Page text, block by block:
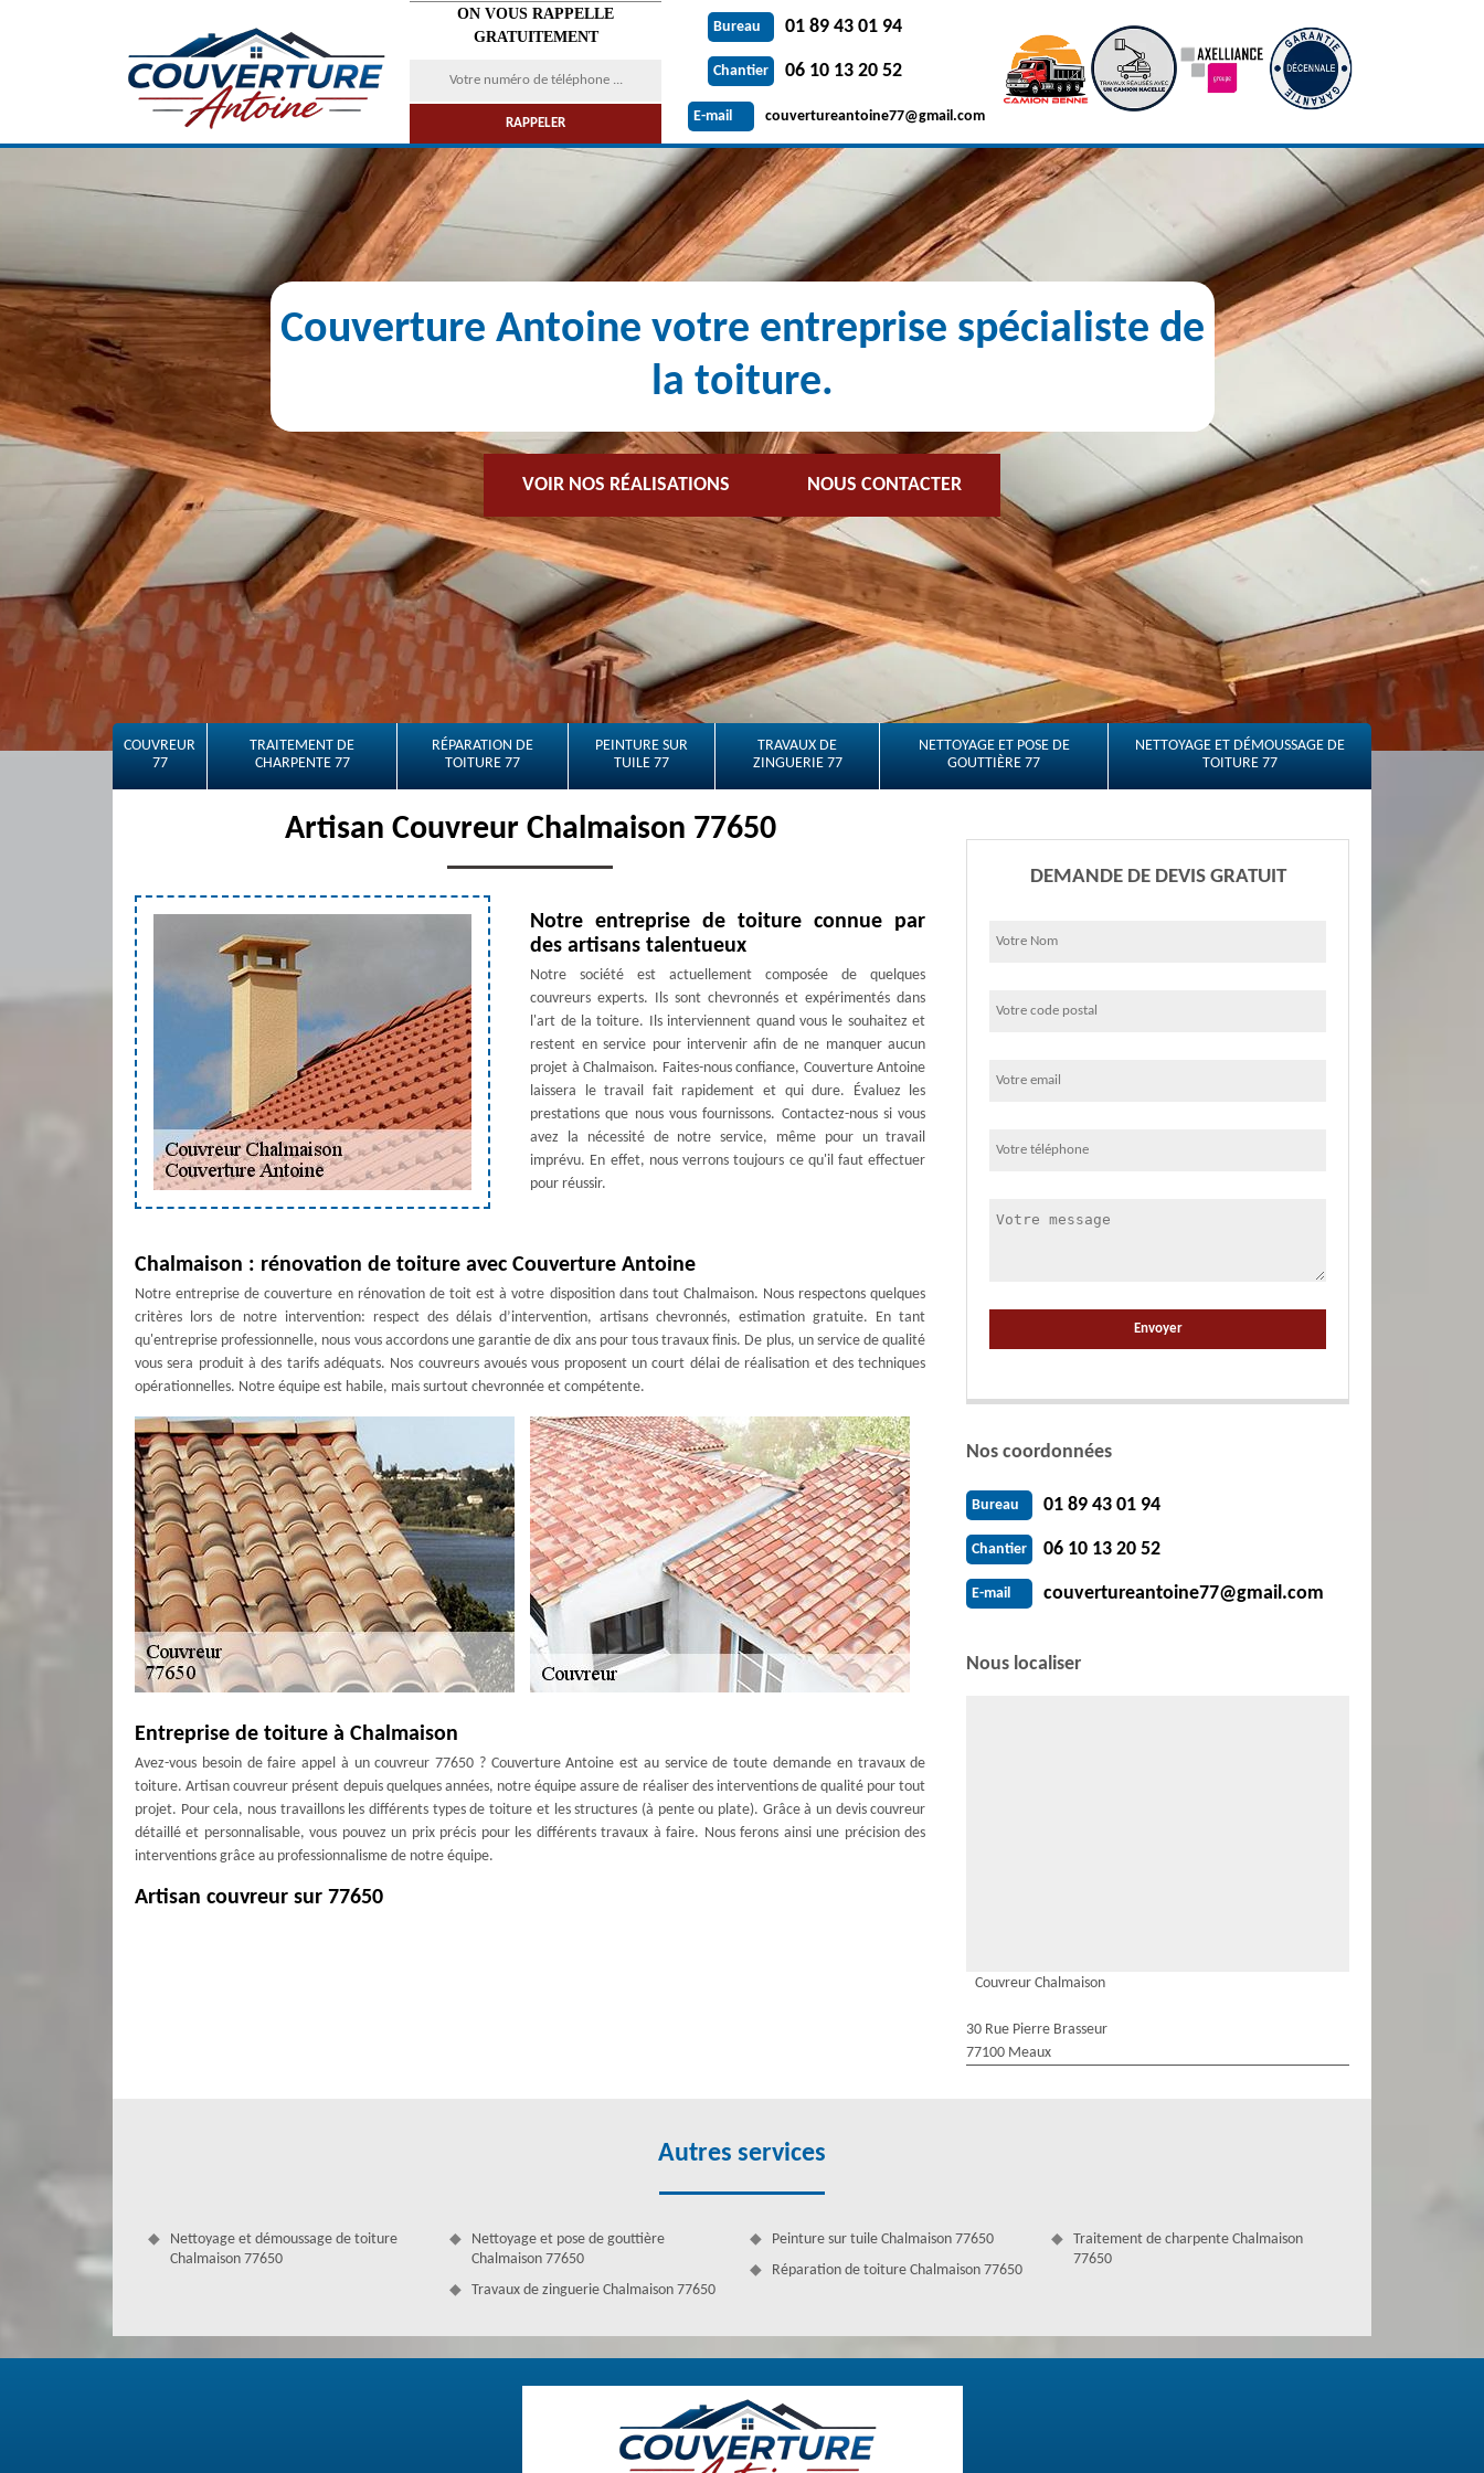
ON VOUS RAPPELLE
GRATUITEMENT
Bureau 01 89 43 01 94
Chantier 06 10 13 20 52
E-mail couvertureantoine77@gmail.com
Couverture Antoine votre entreprise spécialiste de
la toiture.
VOIR NOS RÉALISATIONS NOUS CONTACTER
COUVREUR
77
TRAITEMENT DE
CHARPENTE 77
RÉPARATION DE
TOITURE 77
PEINTURE SUR
TUILE 77
TRAVAUX DE
ZINGUERIE 77
NETTOYAGE ET POSE DE
GOUTTIÈRE 77
NETTOYAGE ET DÉMOUSSAGE DE
TOITURE 77
Artisan Couvreur Chalmaison 77650
Notre entreprise de toiture connue par
des artisans talentueux
Notre société est actuellement composée de quelques
couvreurs experts. Ils sont chevronnés et expérimentés dans
l'art de la toiture. Ils interviennent quand vous le souhaitez et
restent en service pour intervenir afin de ne manquer aucun
projet à Chalmaison. Faites-nous confiance, Couverture Antoine
laissera le travail fait rapidement et qui dure. Évaluez les
prestations que nous vous fournissons. Contactez-nous si vous
avez la nécessité de notre service, même pour un travail
imprévu. En effet, nous verrons toujours ce qu'il faut effectuer
pour réussir.
Chalmaison : rénovation de toiture avec Couverture Antoine
Notre entreprise de couverture en rénovation de toit est à votre disposition dans tout Chalmaison. Nous respectons quelques
critères lors de notre intervention: respect des délais d’intervention, artisans chevronnés, estimation gratuite. En tant
qu'entreprise professionnelle, nous vous accordons une garantie de dix ans pour tous travaux finis. De plus, un service de qualité
vous sera produit à des tarifs adéquats. Nos couvreurs avoués vous proposent un court délai de réalisation et des techniques
opérationnelles. Notre équipe est habile, mais surtout chevronnée et compétente.
Entreprise de toiture à Chalmaison
Avez-vous besoin de faire appel à un couvreur 77650 ? Couverture Antoine est au service de toute demande en travaux de
toiture. Artisan couvreur présent depuis quelques années, notre équipe assure de réaliser des interventions de qualité pour tout
projet. Pour cela, nous travaillons les différents types de toiture et les structures (à pente ou plate). Grâce à un devis couvreur
détaillé et personnalisable, vous pouvez un prix précis pour les différents travaux à faire. Nous ferons ainsi une précision des
interventions grâce au professionnalisme de notre équipe.
Artisan couvreur sur 77650
Nous vous proposons un bon travail qualitatif, et à prix avantageux dans des travaux toiture. Nous vous assistons depuis
longtemps, notre savoir-faire et notre capacité suffisent pour vous procurer une œuvre satisfaisante et de meilleure qualité
répondant à vos attentes. Nous avons des produits de qualité et utilisons les dernières méthodes pour que votre projet soit
impeccable. Notre équipe assurée est active tout au long de Chalmaison. Pour chaque travail, nous vous aiderons et vous
DEMANDE DE DEVIS GRATUIT
Nos coordonnées
Bureau 01 89 43 01 94
Chantier 06 10 13 20 52
E-mail couvertureantoine77@gmail.com
Nous localiser
Couvreur Chalmaison
30 Rue Pierre Brasseur
77100 Meaux
Autres services
Nettoyage et démoussage de toiture
Chalmaison 77650
Nettoyage et pose de gouttière
Chalmaison 77650
Travaux de zinguerie Chalmaison 77650
Peinture sur tuile Chalmaison 77650
Réparation de toiture Chalmaison 77650
Traitement de charpente Chalmaison
77650